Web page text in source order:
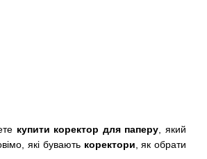
купити коректор для паперу, який
які бувають коректори, як обрати